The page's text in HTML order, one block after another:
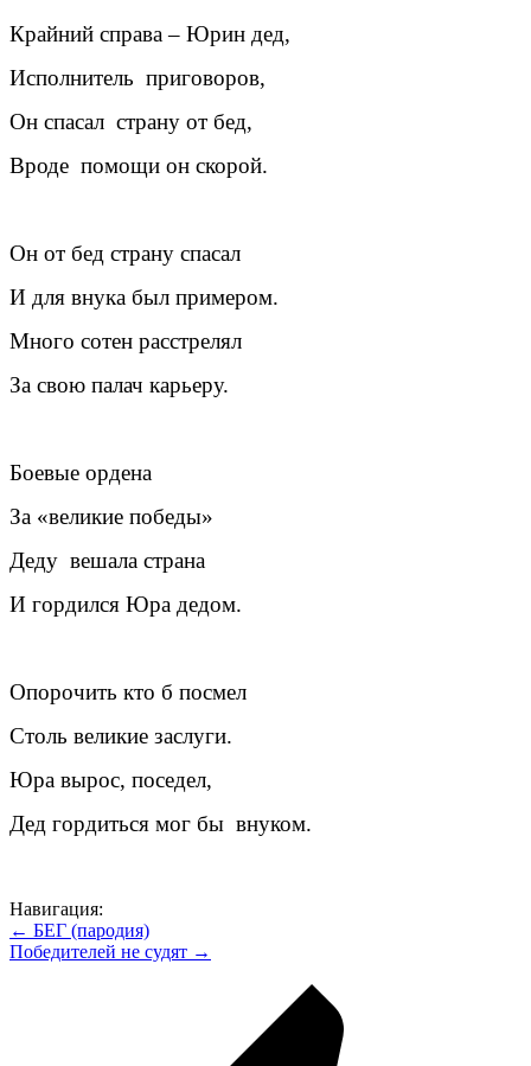
Крайний справа – Юрин дед,
Исполнитель приговоров,
Он спасал страну от бед,
Вроде помощи он скорой.
Он от бед страну спасал
И для внука был примером.
Много сотен расстрелял
За свою палач карьеру.
Боевые ордена
За «великие победы»
Деду вешала страна
И гордился Юра дедом.
Опорочить кто б посмел
Столь великие заслуги.
Юра вырос, поседел,
Дед гордиться мог бы внуком.
Навигация:
← БЕГ (пародия)
Победителей не судят →